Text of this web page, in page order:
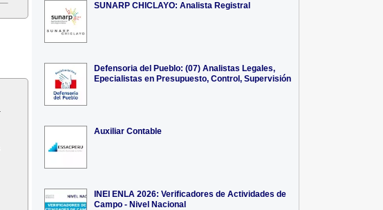
SUNARP CHICLAYO: Analista Registral
Defensoria del Pueblo: (07) Analistas Legales,
Epecialistas en Presupuesto, Control, Supervisión
Auxiliar Contable
INEI ENLA 2026: Verificadores de Actividades de
Campo - Nivel Nacional